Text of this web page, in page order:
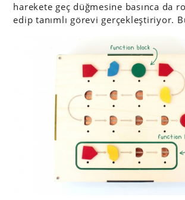
harekete geç düğmesine basınca da
edip tanımlı görevi gerçekleştiriyor.